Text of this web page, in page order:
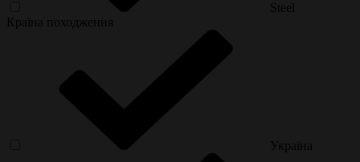
Steel
Країна походження
Україна